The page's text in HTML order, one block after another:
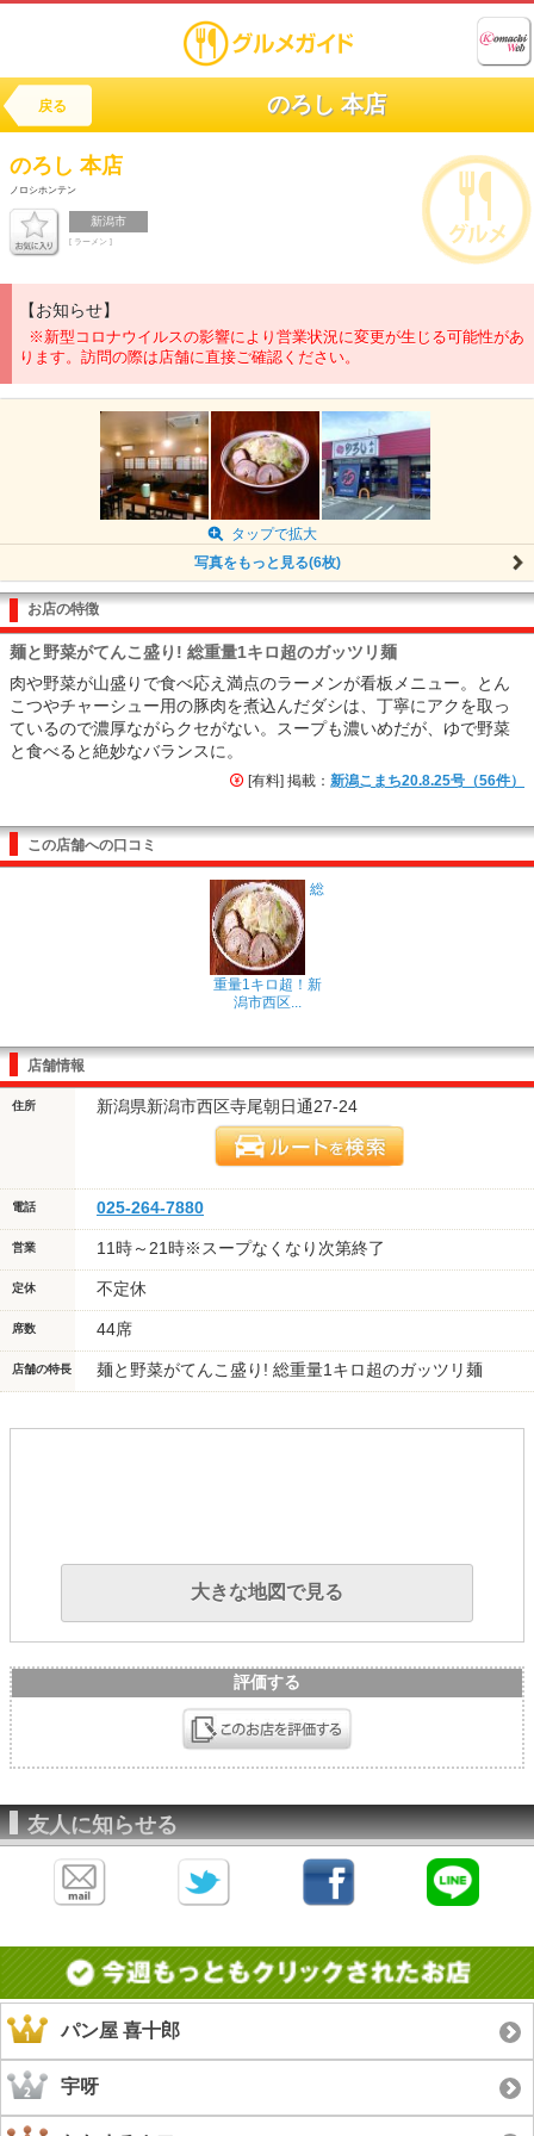
戻る のろし 本店
のろし 本店
ノロシホンテン
新潟市
[ ラーメン ]
【お知らせ】
※新型コロナウイルスの影響により営業状況に変更が生じる可能性があ
ります。訪問の際は店舗に直接ご確認ください。
タップで拡大
写真をもっと見る(6枚)
お店の特徴
麺と野菜がてんこ盛り! 総重量1キロ超のガッツリ麺
肉や野菜が山盛りで食べ応え満点のラーメンが看板メニュー。とん
こつやチャーシュー用の豚肉を煮込んだダシは、丁寧にアクを取っ
ているので濃厚ながらクセがない。スープも濃いめだが、ゆで野菜
と食べると絶妙なバランスに。
[有料] 掲載： 新潟こまち20.8.25号（56件）
この店舗への口コミ
総
重量1キロ超！新
潟市西区...
店舗情報
住所 新潟県新潟市西区寺尾朝日通27-24
電話 025-264-7880
営業 11時～21時※スープなくなり次第終了
定休 不定休
席数 44席
店舗の特長 麺と野菜がてんこ盛り! 総重量1キロ超のガッツリ麺
大きな地図で見る
評価する
友人に知らせる
パン屋 喜十郎
宇呀